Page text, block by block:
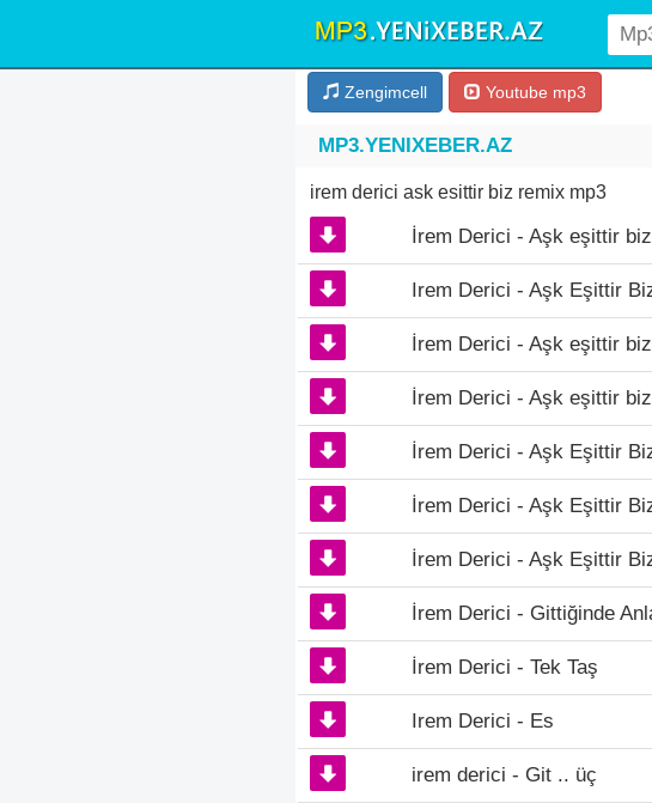
Zengimcell Youtube mp3
MP3.YENIXEBER.AZ
irem derici ask esittir biz remix mp3
İrem Derici - Aşk eşittir biz
Irem Derici - Aşk Eşittir
İrem Derici - Aşk eşittir
İrem Derici - Aşk eşittir
İrem Derici - Aşk Eşittir
İrem Derici - Aşk Eşittir
İrem Derici - Aşk Eşittir
İrem Derici - Gittiğinde
İrem Derici - Tek Taş
Irem Derici - Es
irem derici - Git .. üç